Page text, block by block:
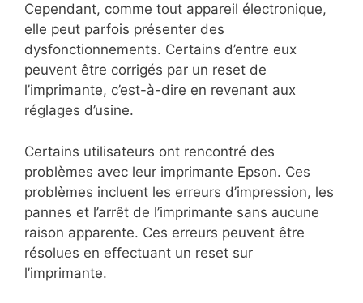
Cependant, comme tout appareil électronique,
elle peut parfois présenter des
dysfonctionnements. Certains d’entre eux
peuvent être corrigés par un reset de
l’imprimante, c’est-à-dire en revenant aux
réglages d’usine.
Certains utilisateurs ont rencontré des
problèmes avec leur imprimante Epson. Ces
problèmes incluent les erreurs d’impression, les
pannes et l’arrêt de l’imprimante sans aucune
raison apparente. Ces erreurs peuvent être
résolues en effectuant un reset sur
l’imprimante.